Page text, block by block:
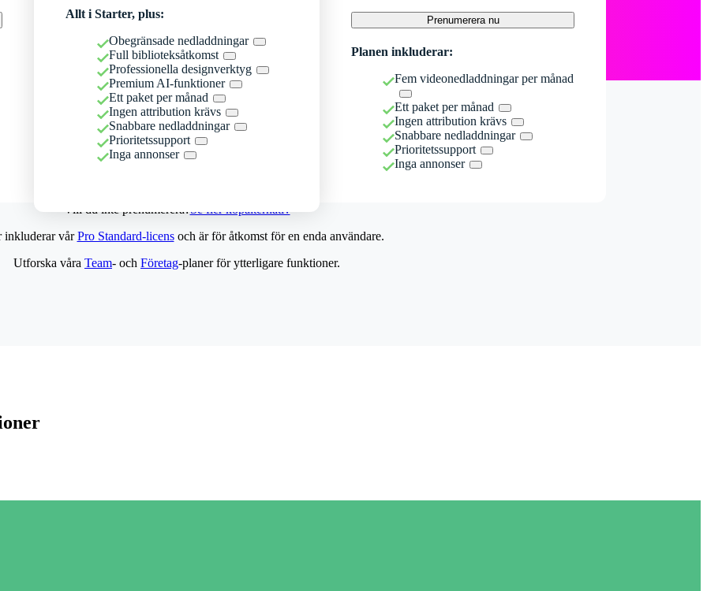
Allt i Starter, plus:
Obegränsade nedladdningar
Full biblioteksåtkomst
Professionella designverktyg
Premium AI-funktioner
Ett paket per månad
Ingen attribution krävs
Snabbare nedladdningar
Prioritetssupport
Inga annonser
Prenumerera nu
Planen inkluderar:
Fem videonedladdningar per månad
Ett paket per månad
Ingen attribution krävs
Snabbare nedladdningar
Prioritetssupport
Inga annonser
Vill du inte prenumerera?Se fler köpalternativ
inkluderar vårPro Standard-licensoch är för åtkomst för en enda användare.
Utforska våra Team- och Företag-planer för ytterligare funktioner.